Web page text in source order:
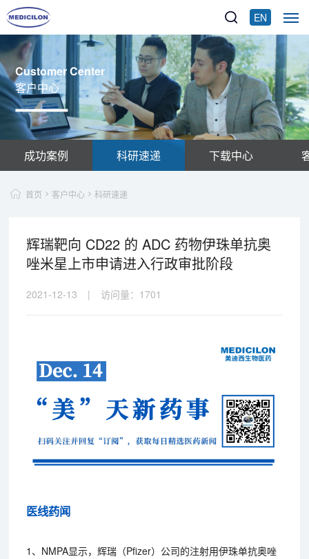
EN
Customer Center
客户中心
成功案例 科研速递 下载中心
首页 客户中心 科研速递
辉瑞靶向 CD22 的 ADC 药物伊珠单抗奥
唑米星上市申请进入行政审批阶段
2021-12-13 | 访问量： 1701
医线药闻
1、NMPA显示，辉瑞（Pfizer）公司的注射用伊珠单抗奥唑